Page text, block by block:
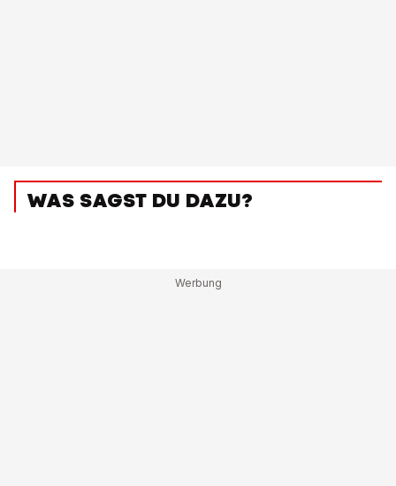
WAS SAGST DU DAZU?